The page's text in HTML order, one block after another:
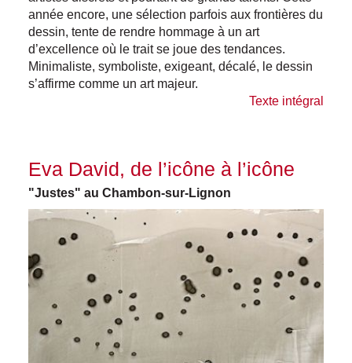
année encore, une sélection parfois aux frontières du
dessin, tente de rendre hommage à un art
d’excellence où le trait se joue des tendances.
Minimaliste, symboliste, exigeant, décalé, le dessin
s’affirme comme un art majeur.
Texte intégral
Eva David, de l’icône à l’icône
"Justes" au Chambon-sur-Lignon